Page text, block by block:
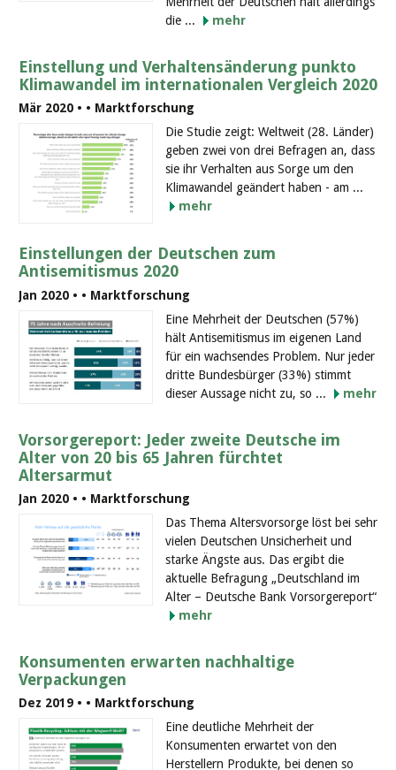
die ...
mehr
Einstellung und Verhaltensänderung punkto
Klimawandel im internationalen Vergleich 2020
Mär 2020 • • Marktforschung
Die Studie zeigt: Weltweit (28. Länder)
geben zwei von drei Befragen an, dass
sie ihr Verhalten aus Sorge um den
Klimawandel geändert haben - am ...
mehr
Einstellungen der Deutschen zum
Antisemitismus 2020
Jan 2020 • • Marktforschung
Eine Mehrheit der Deutschen (57%)
hält Antisemitismus im eigenen Land
für ein wachsendes Problem. Nur jeder
dritte Bundesbürger (33%) stimmt
dieser Aussage nicht zu, so ...
mehr
Vorsorgereport: Jeder zweite Deutsche im
Alter von 20 bis 65 Jahren fürchtet
Altersarmut
Jan 2020 • • Marktforschung
Das Thema Altersvorsorge löst bei sehr
vielen Deutschen Unsicherheit und
starke Ängste aus. Das ergibt die
aktuelle Befragung „Deutschland im
Alter – Deutsche Bank Vorsorgereport“
mehr
Konsumenten erwarten nachhaltige
Verpackungen
Dez 2019 • • Marktforschung
Eine deutliche Mehrheit der
Konsumenten erwartet von den
Herstellern Produkte, bei denen so